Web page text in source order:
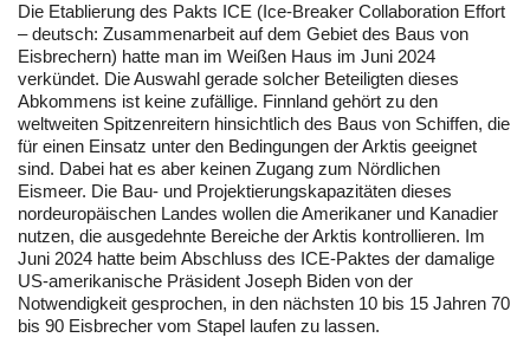
Die Etablierung des Pakts ICE (Ice-Breaker Collaboration Effort
– deutsch: Zusammenarbeit auf dem Gebiet des Baus von
Eisbrechern) hatte man im Weißen Haus im Juni 2024
verkündet. Die Auswahl gerade solcher Beteiligten dieses
Abkommens ist keine zufällige. Finnland gehört zu den
weltweiten Spitzenreitern hinsichtlich des Baus von Schiffen, die
für einen Einsatz unter den Bedingungen der Arktis geeignet
sind. Dabei hat es aber keinen Zugang zum Nördlichen
Eismeer. Die Bau- und Projektierungskapazitäten dieses
nordeuropäischen Landes wollen die Amerikaner und Kanadier
nutzen, die ausgedehnte Bereiche der Arktis kontrollieren. Im
Juni 2024 hatte beim Abschluss des ICE-Paktes der damalige
US-amerikanische Präsident Joseph Biden von der
Notwendigkeit gesprochen, in den nächsten 10 bis 15 Jahren 70
bis 90 Eisbrecher vom Stapel laufen zu lassen.